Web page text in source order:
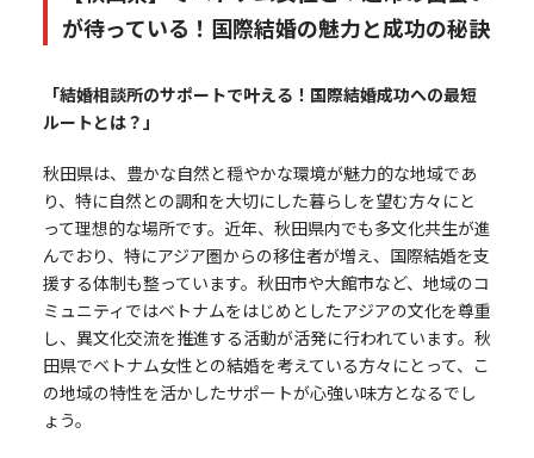
が待っている！国際結婚の魅力と成功の秘訣
「結婚相談所のサポートで叶える！国際結婚成功への最短
ルートとは？」
秋田県は、豊かな自然と穏やかな環境が魅力的な地域であ
り、特に自然との調和を大切にした暮らしを望む方々にと
って理想的な場所です。近年、秋田県内でも多文化共生が進
んでおり、特にアジア圏からの移住者が増え、国際結婚を支
援する体制も整っています。秋田市や大館市など、地域のコ
ミュニティではベトナムをはじめとしたアジアの文化を尊重
し、異文化交流を推進する活動が活発に行われています。秋
田県でベトナム女性との結婚を考えている方々にとって、こ
の地域の特性を活かしたサポートが心強い味方となるでし
ょう。